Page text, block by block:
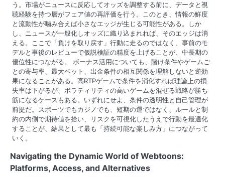
う。市場がニュースに反応してオッズを調整する前に、データと視
聴経験を持つ層がフェア値の再評価を行う。このとき、情報の鮮度
と流動性が噛み合えば小さなエッジが生じる可能性がある。しか
し、ニュースが一般化しオッズに織り込まれれば、そのエッジは消
える。ここで「負けを取り戻す」行動に走るのではなく、事前のモ
デルと事後のレビューで仮説検証の精度を上げることが、中長期の
優位性につながる。 ボーナス活用についても、賭け条件やゲームご
との寄与率、最大ベット、出金条件の相互関係を理解しないと逆効
果になることがある。高RTPゲームで条件を消化すれば理論上の損
失率は下がるが、ボラティリティの高いゲームを混ぜる戦略が勝ち
筋になるケースもある。いずれにせよ、条件の透明性と自己管理が
前提だ。スポーツでもカジノでも、短期の運ではなく、ルールと制
約の内側で期待値を拾い、リスクを可視化したうえで行動を最適化
することが、結果として最も「持続可能な楽しみ方」につながって
いく。
Navigating the Dynamic World of Webtoons:
Platforms, Access, and Alternatives